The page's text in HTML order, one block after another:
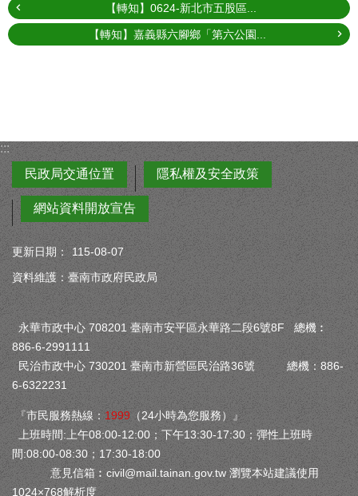
【轉知】0624-新北市五股區...
【轉知】嘉義縣六腳鄉「第六公園...
:::
民政局交通位置
隱私權及安全政策
網站資料開放宣告
更新日期：
115-08-07
資料維護：臺南市政府民政局
永華市政中心 708201 臺南市安平區永華路二段6號8F 總機︰
886-6-2991111
民治市政中心 730201 臺南市新營區民治路36號 總機：886-
6-6322231
『市民服務熱線： 1999 （24小時為您服務）』
上班時間:上午08:00-12:00；下午13:30-17:30；彈性上班時
間:08:00-08:30；17:30-18:00
意見信箱︰ civil@mail.tainan.gov.tw 瀏覽本站建議使用
1024×768解析度